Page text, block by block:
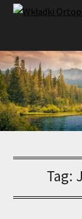
Skip
Tag: